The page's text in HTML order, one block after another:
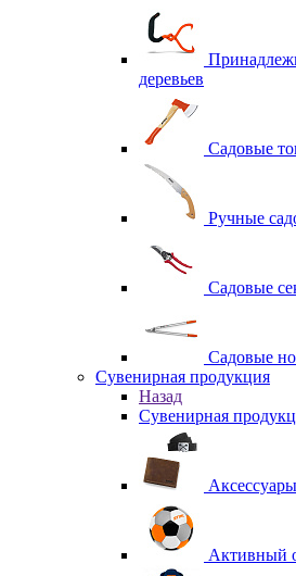
деревьев
Садовые
Ручные
Садовые
Садовые
Сувенирная продукция
Назад
Сувенирная
Аксессуары
Активный